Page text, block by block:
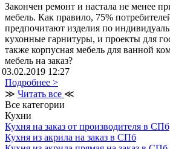
Закончен ремонт и настала не менее
мебель. Как правило, 75%
предпочитают изделия по
кухонные гарнитуры, и проекты для
также корпусная мебель для ванной
мебель на заказ?
03.02.2019 12:27
Подробнее >
≫ Читать все ≪
Все категории
Кухни
Кухня на заказ от производителя в СПб
Кухня из акрила на заказ в СПб